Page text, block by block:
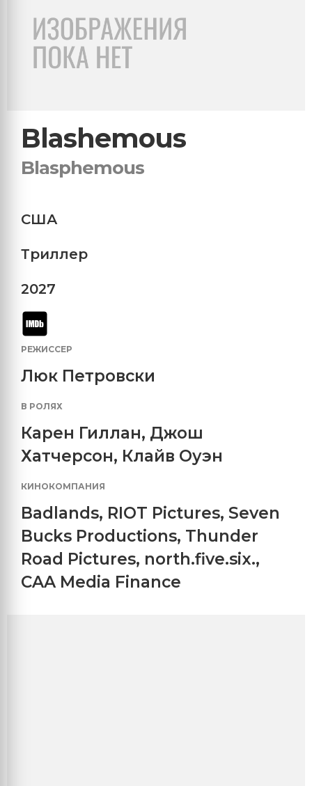
Blashemous
Blasphemous
США
Триллер
2027
РЕЖИССЕР
Люк Петровски
В РОЛЯХ
Карен Гиллан, Джош
Хатчерсон, Клайв Оуэн
КИНОКОМПАНИЯ
Badlands, RIOT Pictures, Seven
Bucks Productions, Thunder
Road Pictures, north.five.six.,
CAA Media Finance